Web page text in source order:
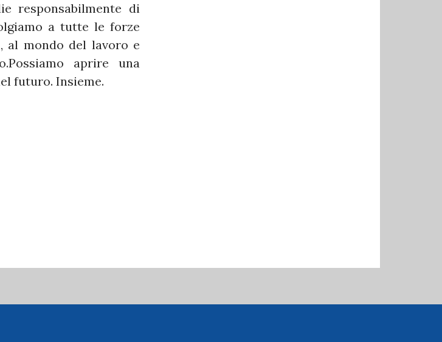
responsabilmente di
a tutte le forze
al mondo del lavoro e
aprire una
futuro. Insieme.